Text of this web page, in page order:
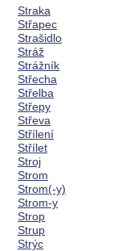
Straka
Střapec
Strašidlo
Stráž
Strážník
Střecha
Střelba
Střepy
Střeva
Střílení
Střílet
Stroj
Strom
Strom(-y)
Strom-y
Strop
Strup
Strýc